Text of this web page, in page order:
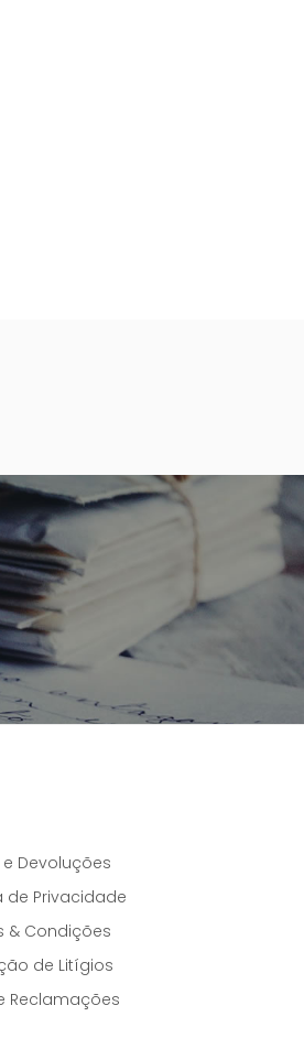
Devoluções
de Privacidade
& Condições
de Litígios
Reclamações